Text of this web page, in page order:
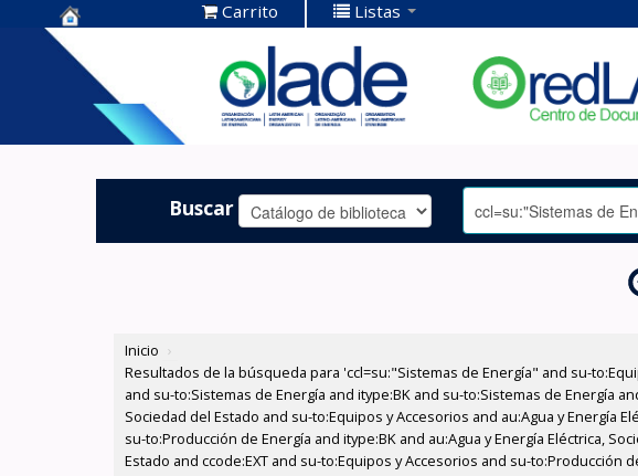
Centro de
Documentación
OLADE -
Carrito Listas
Buscar
Inicio ›
Resultados de la búsqueda para 'ccl=su:"Sistemas de Energía" and su-
and su-to:Sistemas de Energía and itype:BK and su-to:Sistemas de Energía
Sociedad del Estado and su-to:Equipos y Accesorios and au:Agua y Energía
su-to:Producción de Energía and itype:BK and au:Agua y Energía Eléctrica,
Estado and ccode:EXT and su-to:Equipos y Accesorios and su-to:Producción